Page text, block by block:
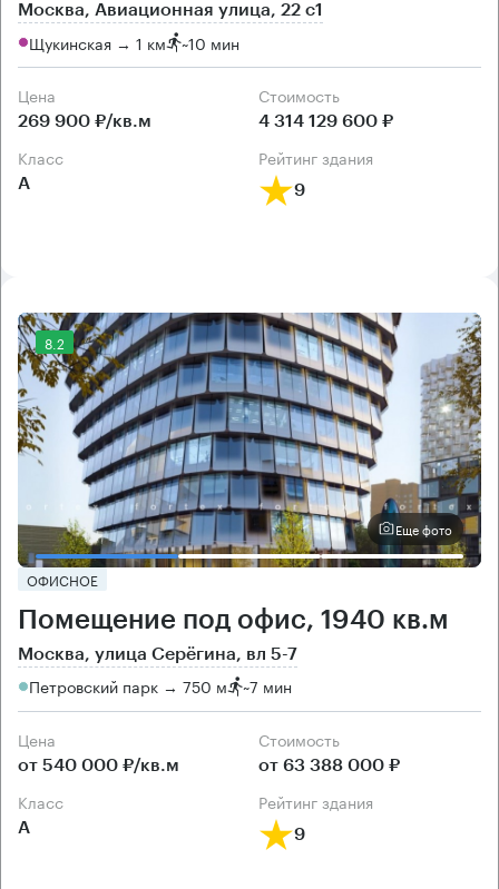
Москва, Авиационная улица, 22 с1
Щукинская → 1 км ~10 мин
Цена
269 900 ₽/кв.м
Cтоимость
4 314 129 600 ₽
класс
А
рейтинг здания
9
8.2
Еще фото
ОФИСНОЕ
Помещение под офис, 1940 кв.м
Москва, улица Серёгина, вл 5-7
Петровский парк → 750 м ~7 мин
Цена
от 540 000 ₽/кв.м
Cтоимость
от 63 388 000 ₽
класс
А
рейтинг здания
9